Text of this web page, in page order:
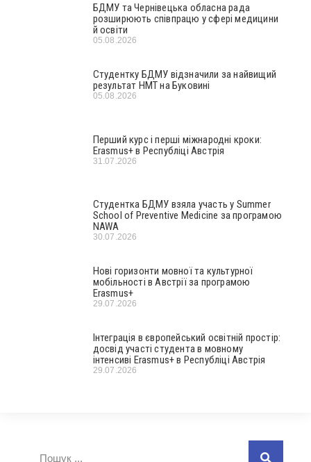
БДМУ та Чернівецька обласна рада
розширюють співпрацю у сфері медицини
й освіти
05.08.2026
Студентку БДМУ відзначили за найвищий
результат НМТ на Буковині
05.08.2026
Перший курс і перші міжнародні кроки:
Erasmus+ в Республіці Австрія
31.07.2026
Студентка БДМУ взяла участь у Summer
School of Preventive Medicine за програмою
NAWA
30.07.2026
Нові горизонти мовної та культурної
мобільності в Австрії за програмою
Erasmus+
29.07.2026
Інтеграція в європейський освітній простір:
досвід участі студента в мовному
інтенсиві Erasmus+ в Республіці Австрія
29.07.2026